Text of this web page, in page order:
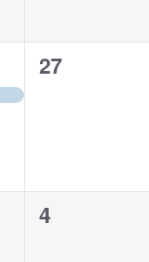
0
27
0
4